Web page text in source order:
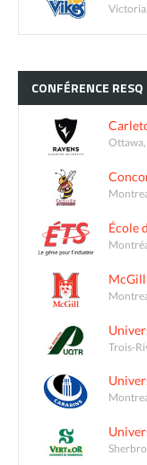
CONFÉRENCE RESQ
École
Trois-